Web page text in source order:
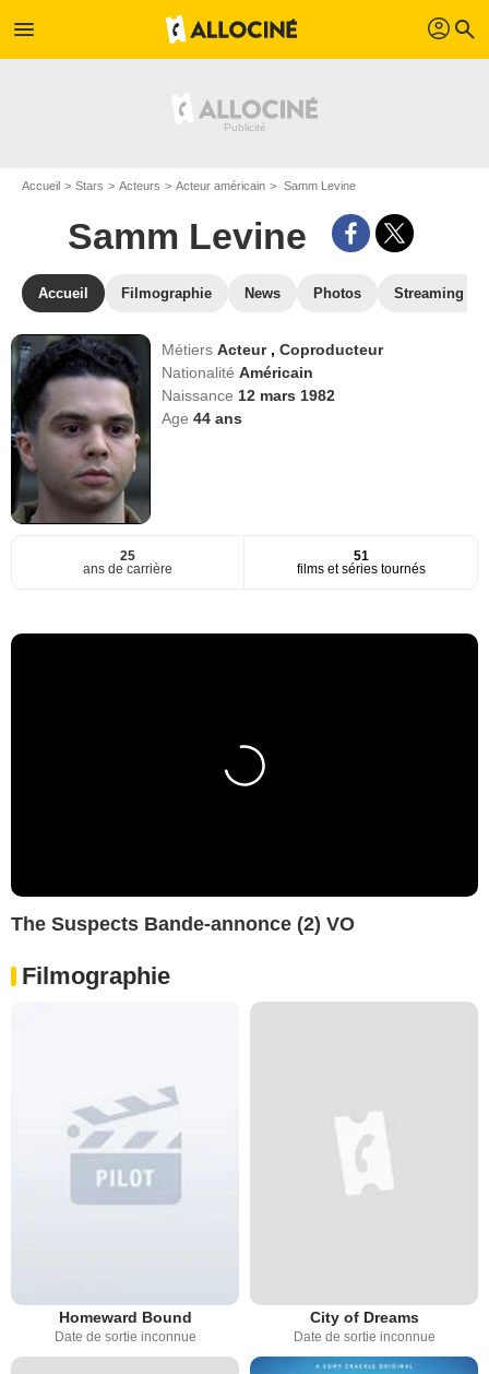
menu profil search
Accueil Stars Acteurs Acteur américain Samm Levine
Samm Levine
Accueil Filmographie News Photos Streaming
MétiersActeur ,Coproducteur
NationalitéAméricain
Naissance 12 mars 1982
Age44 ans
25
ans de carrière
51
films et séries tournés
The Suspects Bande-annonce (2) VO
Filmographie
Homeward Bound
Date de sortie inconnue
City of Dreams
Date de sortie inconnue